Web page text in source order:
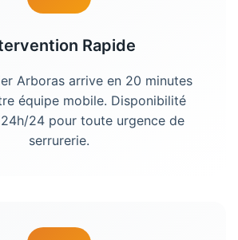
Rapide
Arboras arrive en 20 minutes
équipe mobile. Disponibilité
24 pour toute urgence de
serrurerie.